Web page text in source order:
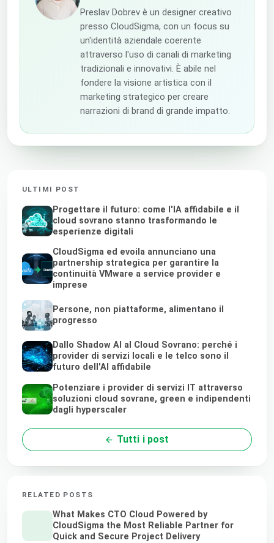
Preslav Dobrev è un designer creativo
presso CloudSigma, con un focus su
un'identità aziendale coerente
attraverso l'uso di canali di marketing
tradizionali e innovativi. È abile nel
fondere la visione artistica con il
marketing strategico per creare
narrazioni di brand di grande impatto.
ULTIMI POST
Progettare il futuro: come l'IA affidabile e il
cloud sovrano stanno trasformando le
esperienze digitali
CloudSigma ed evoila annunciano una
partnership strategica per garantire la
continuità VMware a service provider e
imprese
Persone, non piattaforme, alimentano il
progresso
Dallo Shadow AI al Cloud Sovrano: perché i
provider di servizi locali e le telco sono il
futuro dell'AI affidabile
Potenziare i provider di servizi IT attraverso
soluzioni cloud sovrane, green e indipendenti
dagli hyperscaler
Tutti i post
RELATED POSTS
What Makes CTO Cloud Powered by
CloudSigma the Most Reliable Partner for
Quick and Secure Project Delivery